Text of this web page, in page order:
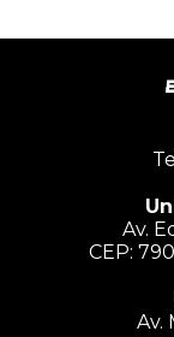
Av.
CEP:
Av.